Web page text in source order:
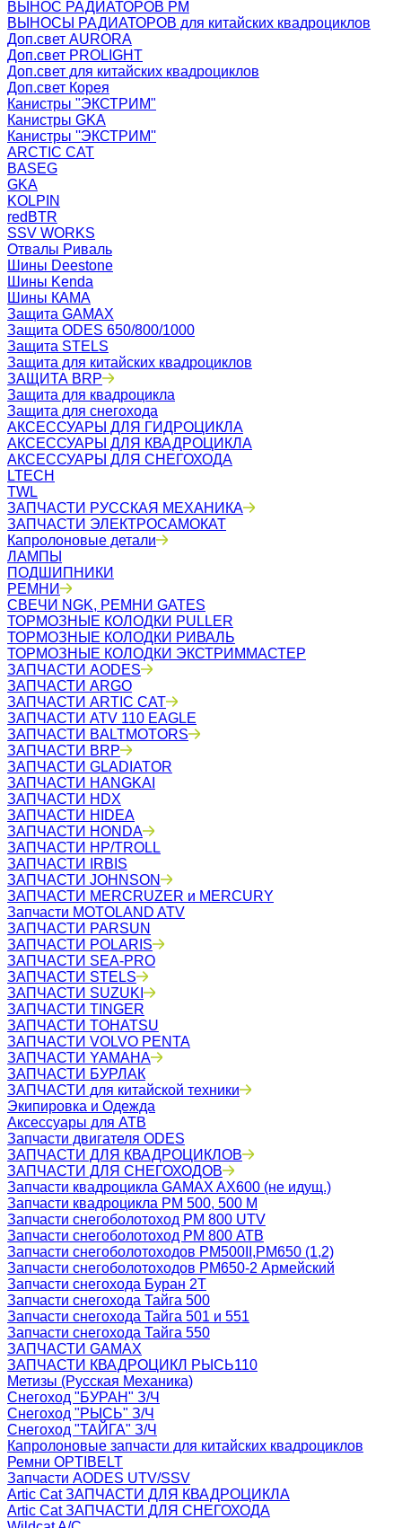
ВЫНОС РАДИАТОРОВ РМ
ВЫНОСЫ РАДИАТОРОВ для китайских квадроциклов
Доп.свет AURORA
Доп.свет PROLIGHT
Доп.свет для китайских квадроциклов
Доп.свет Корея
Канистры "ЭКСТРИМ"
Канистры GKA
Канистры ''ЭКСТРИМ''
ARCTIC CAT
BASEG
GKA
KOLPIN
redBTR
SSV WORKS
Отвалы Риваль
Шины Deestone
Шины Kenda
Шины КАМА
Защита GAMAX
Защита ODES 650/800/1000
Защита STELS
Защита для китайских квадроциклов
ЗАЩИТА BRP
Защита для квадроцикла
Защита для снегохода
АКСЕССУАРЫ ДЛЯ ГИДРОЦИКЛА
АКСЕССУАРЫ ДЛЯ КВАДРОЦИКЛА
АКСЕССУАРЫ ДЛЯ СНЕГОХОДА
LTECH
TWL
ЗАПЧАСТИ РУССКАЯ МЕХАНИКА
ЗАПЧАСТИ ЭЛЕКТРОСАМОКАТ
Капролоновые детали
ЛАМПЫ
ПОДШИПНИКИ
РЕМНИ
СВЕЧИ NGK, РЕМНИ GATES
ТОРМОЗНЫЕ КОЛОДКИ PULLER
ТОРМОЗНЫЕ КОЛОДКИ РИВАЛЬ
ТОРМОЗНЫЕ КОЛОДКИ ЭКСТРИММАСТЕР
ЗАПЧАСТИ AODES
ЗАПЧАСТИ ARGO
ЗАПЧАСТИ ARTIC CAT
ЗАПЧАСТИ ATV 110 EAGLE
ЗАПЧАСТИ BALTMOTORS
ЗАПЧАСТИ BRP
ЗАПЧАСТИ GLADIATOR
ЗАПЧАСТИ HANGKAI
ЗАПЧАСТИ HDX
ЗАПЧАСТИ HIDEA
ЗАПЧАСТИ HONDA
ЗАПЧАСТИ HP/TROLL
ЗАПЧАСТИ IRBIS
ЗАПЧАСТИ JOHNSON
ЗАПЧАСТИ MERCRUZER и MERCURY
Запчасти MOTOLAND ATV
ЗАПЧАСТИ PARSUN
ЗАПЧАСТИ POLARIS
ЗАПЧАСТИ SEA-PRO
ЗАПЧАСТИ STELS
ЗАПЧАСТИ SUZUKI
ЗАПЧАСТИ TINGER
ЗАПЧАСТИ TOHATSU
ЗАПЧАСТИ VOLVO PENTA
ЗАПЧАСТИ YAMAHA
ЗАПЧАСТИ БУРЛАК
ЗАПЧАСТИ для китайской техники
Экипировка и Одежда
Аксессуары для АТВ
Запчасти двигателя ODES
ЗАПЧАСТИ ДЛЯ КВАДРОЦИКЛОВ
ЗАПЧАСТИ ДЛЯ СНЕГОХОДОВ
Запчасти квадроцикла GAMAX AX600 (не идущ.)
Запчасти квадроцикла РМ 500, 500 М
Запчасти снегоболотоход РМ 800 UTV
Запчасти снегоболотоход РМ 800 АТВ
Запчасти снегоболотоходов РМ500II,РМ650 (1,2)
Запчасти снегоболотоходов РМ650-2 Армейский
Запчасти снегохода Буран 2Т
Запчасти снегохода Тайга 500
Запчасти снегохода Тайга 501 и 551
Запчасти снегохода Тайга 550
ЗАПЧАСТИ GAMAX
ЗАПЧАСТИ КВАДРОЦИКЛ РЫСЬ110
Метизы (Русская Механика)
Снегоход "БУРАН" З/Ч
Снегоход "РЫСЬ" З/Ч
Снегоход "ТАЙГА" З/Ч
Капролоновые запчасти для китайских квадроциклов
Ремни OPTIBELT
Запчасти AODES UTV/SSV
Artic Cat ЗАПЧАСТИ ДЛЯ КВАДРОЦИКЛА
Artic Cat ЗАПЧАСТИ ДЛЯ СНЕГОХОДА